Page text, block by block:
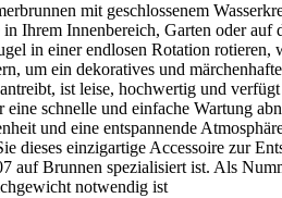
mit geschlossenem
Ihrem Innenbereich, Garten oder auf
in einer endlosen Rotation
um ein dekoratives und
ist leise, hochwertig und
schnelle und einfache Wartung
und eine entspannende
dieses einzigartige Accessoire zur
auf Brunnen spezialisiert ist. Als
notwendig ist